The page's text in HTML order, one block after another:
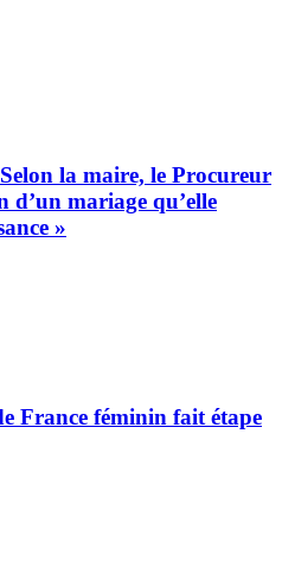
la maire, le Procureur
d’un mariage qu’elle
»
France féminin fait étape